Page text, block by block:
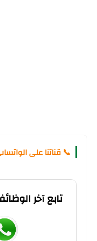
📞 قناتنا على
تابع آخر